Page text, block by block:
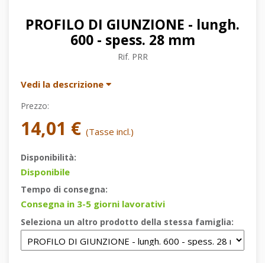
PROFILO DI GIUNZIONE - lungh.
600 - spess. 28 mm
Rif. PRR
Vedi la descrizione
Prezzo:
14,01 € (Tasse incl.)
Disponibilità:
Disponibile
Tempo di consegna:
Consegna in 3-5 giorni lavorativi
Seleziona un altro prodotto della stessa famiglia: